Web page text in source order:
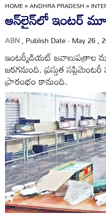
HOME»ANDHRA PRADESH»
ఆన్‌లైన్‌లో ఇంటర్‌
ABN, Publish Date - May 26 ,
ఇంటర్మీడియట్‌ జవాబుపత్రాల
జరగనుంది. ప్రస్తుత
ప్రారంభం కానుంది.